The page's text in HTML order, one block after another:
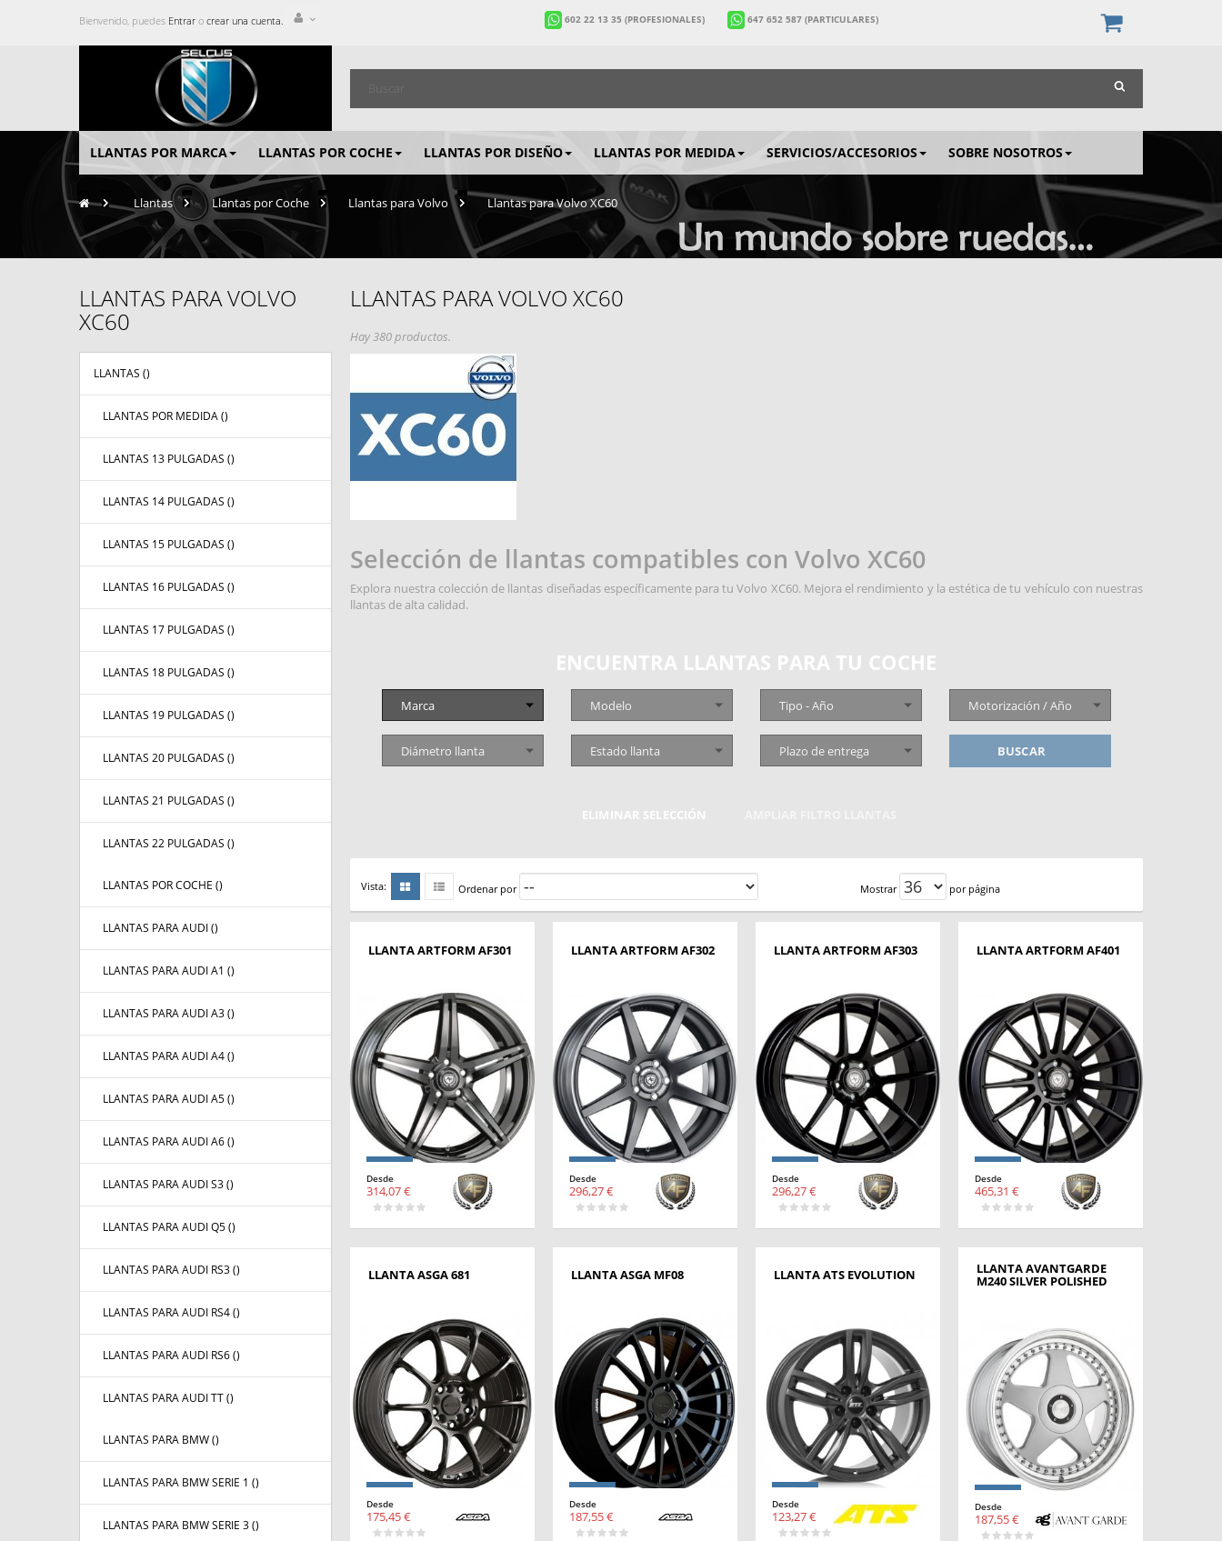
Bienvenido, puedes Entrar o crear una cuenta. 602 22 13 35(PROFESIONALES) 647 652 587(PARTICULARES)
LLANTAS POR MARCA LLANTAS POR COCHE LLANTAS POR DISEÑO LLANTAS POR MEDIDA SERVICIOS/ACCESORIOS SOBRE NOSOTROS
> Llantas > Llantas por Coche Llantas para Volvo Llantas para Volvo XC60
LLANTAS PARA VOLVO
XC60
LLANTAS ()
LLANTAS POR MEDIDA ()
LLANTAS 13 PULGADAS ()
LLANTAS 14 PULGADAS ()
LLANTAS 15 PULGADAS ()
LLANTAS 16 PULGADAS ()
LLANTAS 17 PULGADAS ()
LLANTAS 18 PULGADAS ()
LLANTAS 19 PULGADAS ()
LLANTAS 20 PULGADAS ()
LLANTAS 21 PULGADAS ()
LLANTAS 22 PULGADAS ()
LLANTAS POR COCHE ()
LLANTAS PARA AUDI ()
LLANTAS PARA AUDI A1 ()
LLANTAS PARA AUDI A3 ()
LLANTAS PARA AUDI A4 ()
LLANTAS PARA AUDI A5 ()
LLANTAS PARA AUDI A6 ()
LLANTAS PARA AUDI S3 ()
LLANTAS PARA AUDI Q5 ()
LLANTAS PARA AUDI RS3 ()
LLANTAS PARA AUDI RS4 ()
LLANTAS PARA AUDI RS6 ()
LLANTAS PARA AUDI TT ()
LLANTAS PARA BMW ()
LLANTAS PARA BMW SERIE 1 ()
LLANTAS PARA BMW SERIE 3 ()
LLANTAS PARA VOLVO XC60
Hay 380 productos.
Selección de llantas compatibles con Volvo XC60
Explora nuestra colección de llantas diseñadas específicamente para tu Volvo XC60. Mejora el rendimiento y la estética de tu vehículo con nuestras
llantas de alta calidad.
ENCUENTRA LLANTAS PARA TU COCHE
Marca Modelo Tipo - Año Motorización / Año
Diámetro llanta Estado llanta Plazo de entrega BUSCAR
ELIMINAR SELECCIÓN
Vista: Ordenar por Mostrar por página
LLANTA ARTFORM AF301
Desde
314,07 €
LLANTA ARTFORM AF302
Desde
296,27 €
LLANTA ARTFORM AF303
Desde
296,27 €
LLANTA ARTFORM AF401
Desde
465,31 €
LLANTA ASGA 681
Desde
175,45 €
LLANTA ASGA MF08
Desde
187,55 €
LLANTA ATS EVOLUTION
Desde
123,27 €
LLANTA AVANTGARDE
M240 SILVER POLISHED
Desde
187,55 €